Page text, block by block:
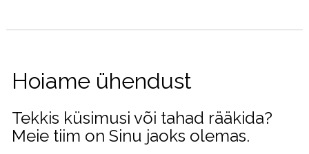
Hoiame ühendust
Tekkis küsimusi või tahad rääkida?
Meie tiim on Sinu jaoks olemas.